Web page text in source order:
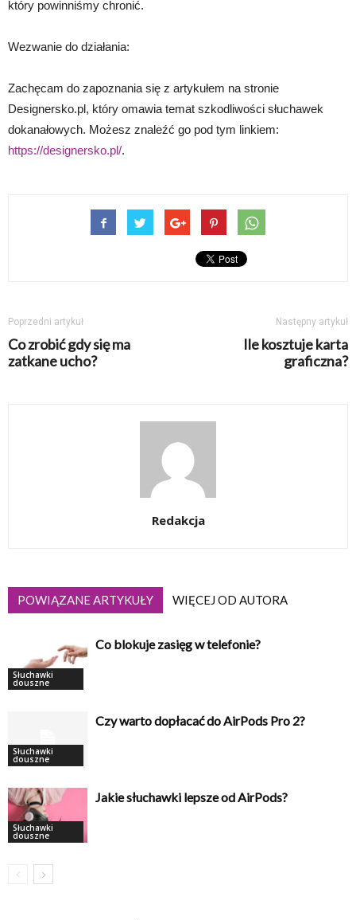
który powinniśmy chronić.
Wezwanie do działania:
Zachęcam do zapoznania się z artykułem na stronie
Designersko.pl, który omawia temat szkodliwości słuchawek
dokanałowych. Możesz znaleźć go pod tym linkiem:
https://designersko.pl/.
Poprzedni artykuł
Co zrobić gdy się ma
zatkane ucho?
Następny artykuł
Ile kosztuje karta
graficzna?
Redakcja
POWIĄZANE ARTYKUŁY WIĘCEJ OD AUTORA
Słuchawki
douszne
Co blokuje zasięg w telefonie?
Słuchawki
douszne
Czy warto dopłacać do AirPods Pro 2?
Słuchawki
douszne
Jakie słuchawki lepsze od AirPods?